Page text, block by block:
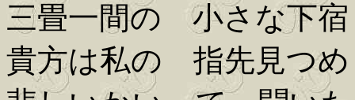
三畳一間の 小さな下宿
貴方は私の 指先見つめ